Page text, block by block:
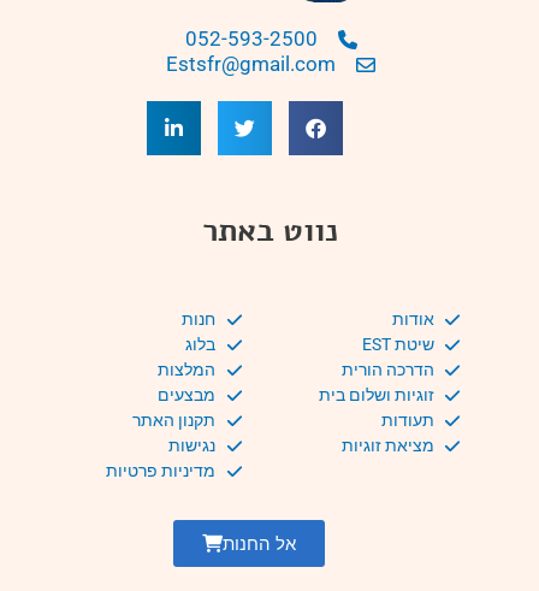
052-593-2500
Estsfr@gmail.com
נווט באתר
אודות
שיטת EST
הדרכה הורית
זוגיות ושלום בית
תעודות
מציאת זוגיות
חנות
בלוג
המלצות
מבצעים
תקנון האתר
נגישות
מדיניות פרטיות
אל החנות